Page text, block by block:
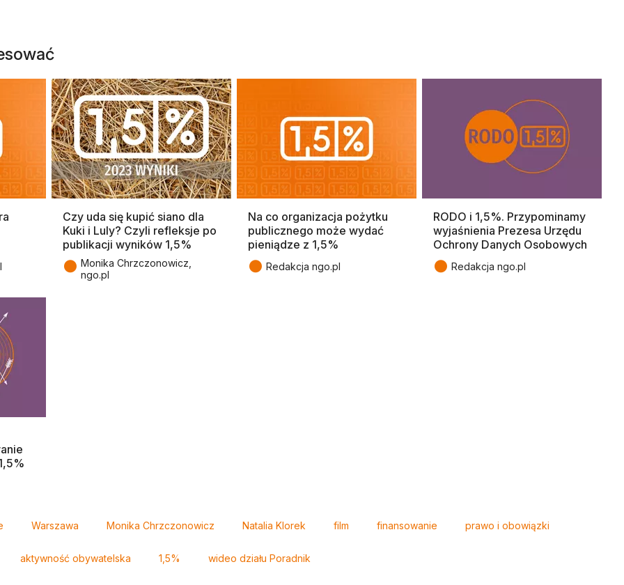
Czy uda się kupić siano dla
Kuki i Luly? Czyli refleksje po
publikacji wyników 1,5%
● Monika Chrzczonowicz,
ngo.pl
Na co organizacja pożytku
publicznego może wydać
pieniądze z 1,5%
● Redakcja ngo.pl
RODO i 1,5%. Przypominamy
wyjaśnienia Prezesa Urzędu
Ochrony Danych Osobowych
● Redakcja ngo.pl
Warszawa Monika Chrzczonowicz Natalia Klorek film finansowanie prawo i obowiązki
aktywność obywatelska 1,5% wideo działu Poradnik